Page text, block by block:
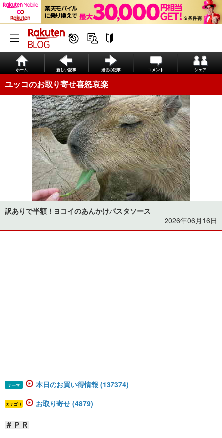
ホーム 新しい記事 過去の記事 コメント シェア
ユッコのお取り寄せ喜怒哀楽
訳ありで半額！ヨコイのあんかけパスタソース
2026年06月16日
テーマ 本日のお買い得情報 (137374)
カテゴリ お取り寄せ (4879)
＃ＰＲ